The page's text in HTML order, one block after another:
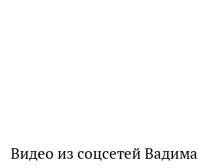
Видео из соцсетей